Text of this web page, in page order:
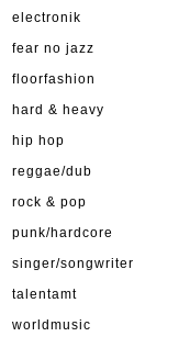
electronik
fear no jazz
floorfashion
hard & heavy
hip hop
reggae/dub
rock & pop
punk/hardcore
singer/songwriter
talentamt
worldmusic